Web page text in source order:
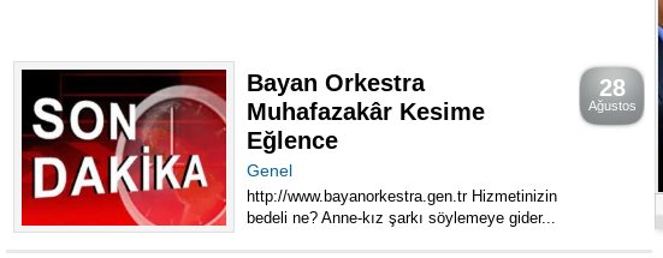
28
Ağustos
Bayan Orkestra
Muhafazakâr Kesime
Eğlence
Genel
http://www.bayanorkestra.gen.tr Hizmetinizin
bedeli ne? Anne-kız şarkı söylemeye gider...